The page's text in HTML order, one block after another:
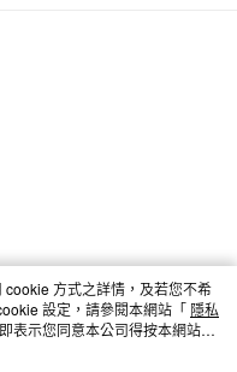
費
方式之詳情，及若您不希
設定，請參閱本網站「 隱私
表示您同意本公司得按本網站使